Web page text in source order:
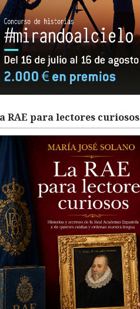
RAE para lectores curiosos